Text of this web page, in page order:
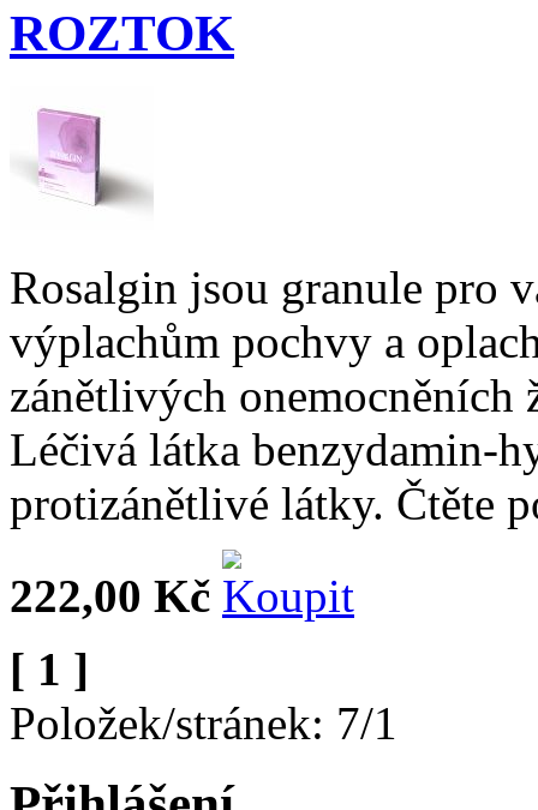
ROZTOK
Rosalgin jsou granule pro
výplachům pochvy a
zánětlivých
Léčivá látka benzydamin-
protizánětlivé látky. Čtěte
222,00 Kč
[ 1 ]
Položek/stránek: 7/1